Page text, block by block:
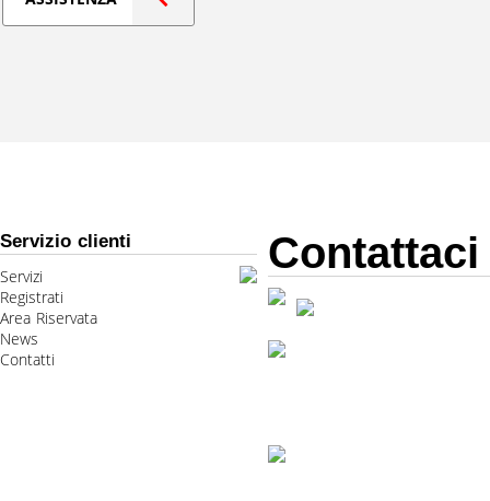
Servizio clienti
Servizi
Registrati
Area Riservata
News
Contatti
Contattaci